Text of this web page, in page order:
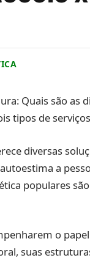
Quais são as
tipos de
diversas
a
populares
o
suas